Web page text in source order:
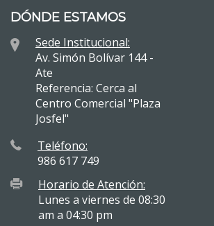
DÓNDE ESTAMOS
Sede Institucional:
Av. Simón Bolívar 144 -
Ate
Referencia: Cerca al
Centro Comercial "Plaza
Josfel"
Teléfono:
986 617 749
Horario de Atención:
Lunes a viernes de 08:30
am a 04:30 pm